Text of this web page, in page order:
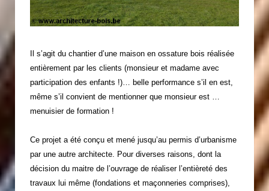
Il s’agit du chantier d’une maison en ossature bois réalisée
entièrement par les clients (monsieur et madame avec
participation des enfants !)… belle performance s’il en est,
même s’il convient de mentionner que monsieur est …
menuisier de formation !
Ce projet a été conçu et mené jusqu’au permis d’urbanisme
par une autre architecte. Pour diverses raisons, dont la
décision du maitre de l’ouvrage de réaliser l’entièreté des
travaux lui même (fondations et maçonneries comprises),